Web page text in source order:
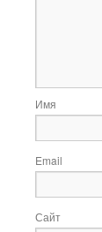
Имя
Email
Сайт